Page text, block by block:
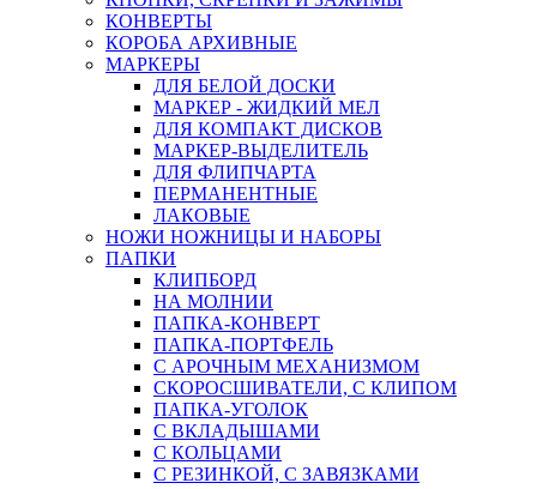
КОНВЕРТЫ
КОРОБА АРХИВНЫЕ
МАРКЕРЫ
ДЛЯ БЕЛОЙ ДОСКИ
МАРКЕР - ЖИДКИЙ МЕЛ
ДЛЯ КОМПАКТ ДИСКОВ
МАРКЕР-ВЫДЕЛИТЕЛЬ
ДЛЯ ФЛИПЧАРТА
ПЕРМАНЕНТНЫЕ
ЛАКОВЫЕ
НОЖИ НОЖНИЦЫ И НАБОРЫ
ПАПКИ
КЛИПБОРД
НА МОЛНИИ
ПАПКА-КОНВЕРТ
ПАПКА-ПОРТФЕЛЬ
С АРОЧНЫМ МЕХАНИЗМОМ
СКОРОСШИВАТЕЛИ, С КЛИПОМ
ПАПКА-УГОЛОК
С ВКЛАДЫШАМИ
С КОЛЬЦАМИ
С РЕЗИНКОЙ, С ЗАВЯЗКАМИ